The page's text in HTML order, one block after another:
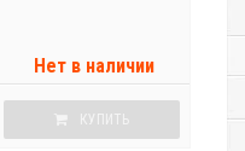
Нет в наличии
КУПИТЬ